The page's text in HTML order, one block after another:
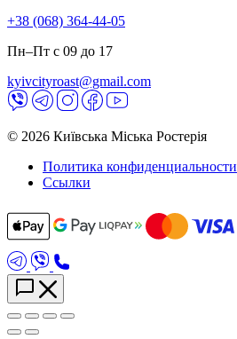
+38 (068) 364-44-05
Пн–Пт с 09 до 17
kyivcityroast@gmail.com
© 2026 Київська Міська Ростерія
Политика конфиденциальности
Ссылки